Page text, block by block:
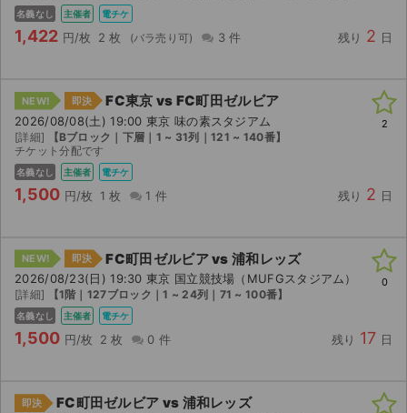
名義なし 主催者 電チケ
1,422 円/枚 2 枚 3 件 残り 2 日
NEW! 即決 FC東京 vs FC町田ゼルビア
2026/08/08(土) 19:00 東京 味の素スタジアム
[詳細]
【Bブロック｜下層｜1 ~ 31列｜121 ~ 140番】
チケット分配です
名義なし 主催者 電チケ
1,500 円/枚 1 枚 1 件 残り 2 日
2
NEW! 即決 FC町田ゼルビア vs 浦和レッズ
2026/08/23(日) 19:30 東京 国立競技場（MUFGスタジアム）
[詳細] 【1階｜127ブロック｜1 ~ 24列｜71 ~ 100番】
名義なし 主催者 電チケ
1,500 円/枚 2 枚 0 件 残り 17 日
0
即決 FC町田ゼルビア vs 浦和レッズ